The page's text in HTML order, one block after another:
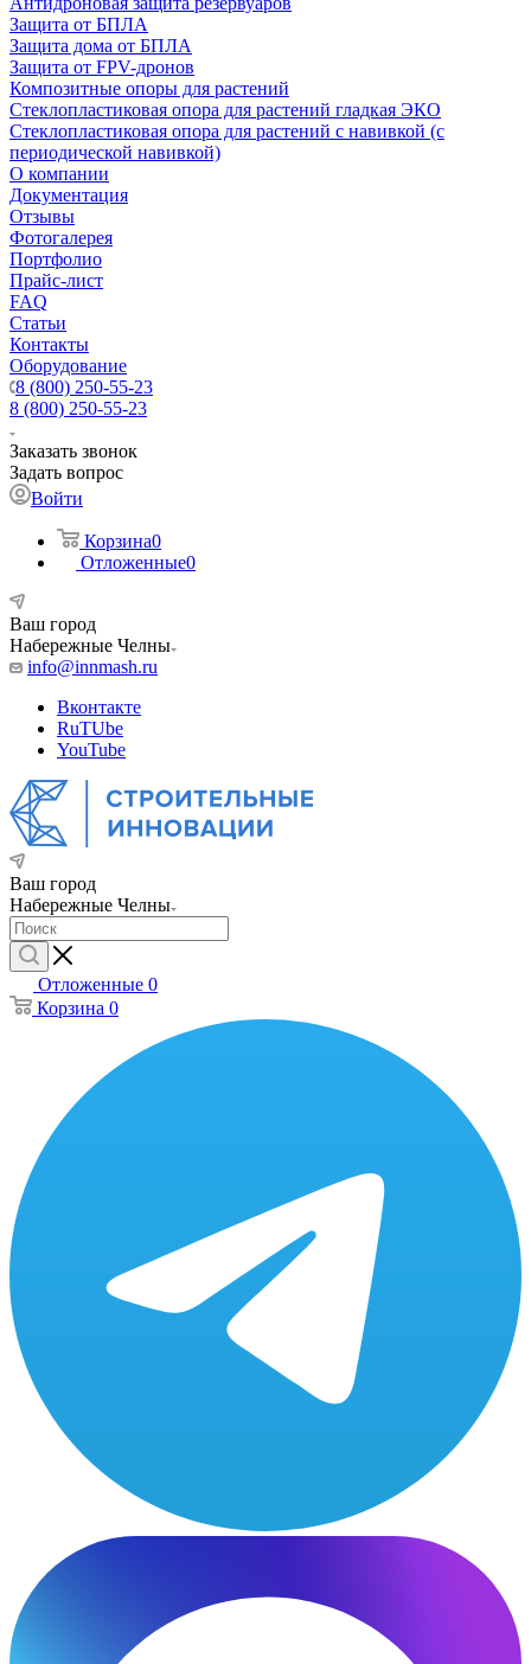
Защита от БПЛА
Защита дома от БПЛА
Защита от FPV-дронов
Композитные опоры для растений
Стеклопластиковая опора для растений гладкая ЭКО
Стеклопластиковая опора для растений с навивкой (с
периодической навивкой)
О компании
Документация
Отзывы
Фотогалерея
Портфолио
Прайс-лист
FAQ
Статьи
Контакты
Оборудование
8 (800) 250-55-23
8 (800) 250-55-23
Заказать звонок
Задать вопрос
Войти
Корзина0
Отложенные0
Ваш город
Набережные Челны
info@innmash.ru
Вконтакте
RuTUbe
YouTube
Ваш город
Набережные Челны
Отложенные 0
Корзина 0